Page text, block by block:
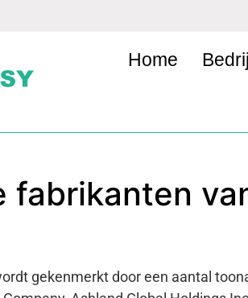
Home
fabrikanten
gekenmerkt door een aantal